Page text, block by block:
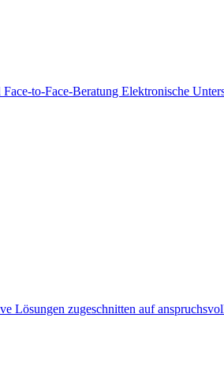
to-Face-Beratung Elektronische
Lösungen zugeschnitten auf